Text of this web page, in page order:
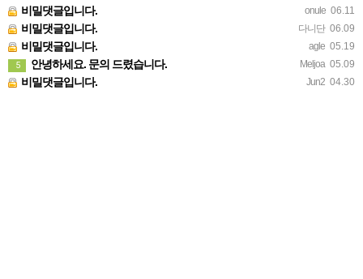
onule 06.11
비밀댓글입니다.
다니단 06.09
비밀댓글입니다.
agle 05.19
비밀댓글입니다.
Meljoa 05.09
5 안녕하세요. 문의 드렸습니다.
Jun2 04.30
비밀댓글입니다.